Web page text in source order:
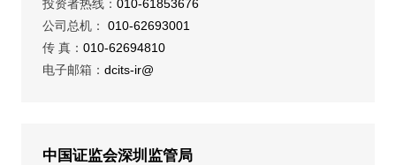
投资者热线： 010-61853676
公司总机： 010-62693001
传 真： 010-62694810
电子邮箱： dcits-ir@
中国证监会深圳监管局